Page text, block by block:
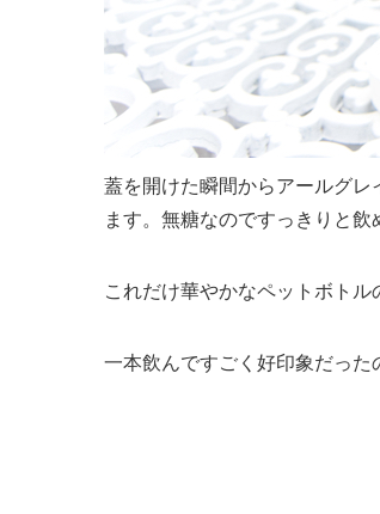
蓋を開けた瞬間からアールグレ
ます。無糖なのですっきりと飲
これだけ華やかなペットボトル
一本飲んですごく好印象だった